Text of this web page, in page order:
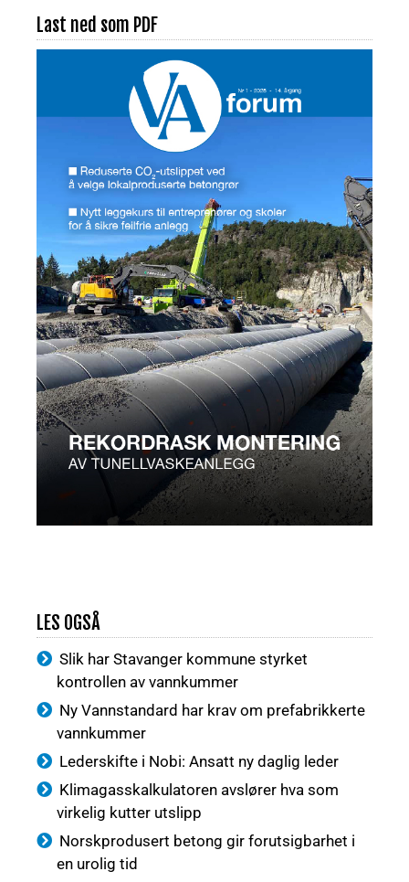
Last ned som PDF
LES OGSÅ
Slik har Stavanger kommune styrket
kontrollen av vannkummer
Ny Vannstandard har krav om prefabrikkerte
vannkummer
Lederskifte i Nobi: Ansatt ny daglig leder
Klimagasskalkulatoren avslører hva som
virkelig kutter utslipp
Norskprodusert betong gir forutsigbarhet i
en urolig tid